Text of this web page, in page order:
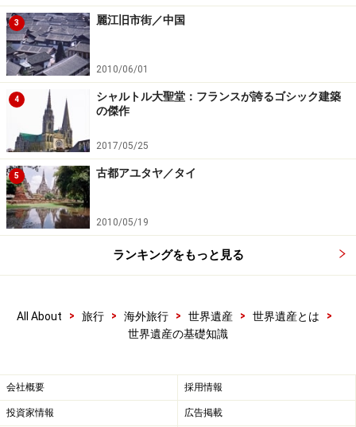
世界遺産条約の夜明け
アブシンベル大神殿。移転のため一度切り刻まれており、背
後の山はドームで支えられている。世界遺産「アブシンベル
からフィラエまでのヌビア遺跡群」構成資産
世界遺産条約のきっかけとなったヌビア遺跡群の物語を
紹介しよう。
1950年代前半、エジプト大統領ナセルは、ナイル川の氾
濫防止と灌漑・生活用水の確保、発電を目的に、アスワ
人口湖は全長500キロメートル以上に及び、数多くのヌ
ビア遺跡群が水没することを意味した。
ユネスコ（UNESCO：国際連合教育科学文化機関）はエ
ジプトがダムの建設を開始する1960年に水没遺跡救済ア
3 麗江旧市街／中国
2010/06/01
4
シャルトル大聖堂：フランスが誇るゴシック建築
の傑作
2017/05/25
5 古都アユタヤ／タイ
2010/05/19
ランキングをもっと見る
All About > 旅行 > 海外旅行 > 世界遺産 > 世界遺産とは
>
世界遺産の基礎知識
会社概要 採用情報
投資家情報 広告掲載